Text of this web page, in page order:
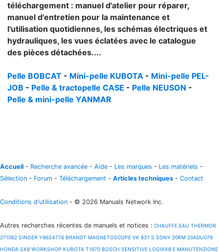
téléchargement : manuel d'atelier pour réparer,
manuel d'entretien pour la maintenance et
l'utilisation quotidiennes, les schémas électriques et
hydrauliques, les vues éclatées avec le catalogue
des pièces détachées....
Pelle BOBCAT - Mini-pelle KUBOTA - Mini-pelle PEL-
JOB - Pelle & tractopelle CASE - Pelle NEUSON -
Pelle & mini-pelle YANMAR
Accueil - Recherche avancée - Aide - Les marques - Les matériels -
Sélection - Forum - Téléchargement - Articles techniques - Contact
Conditions d'utilisation - © 2026 Manuals Network Inc.
Autres recherches récentes de manuels et notices : CHAUFFE EAU THERMOR
271062 SINGER Y6634776 BRANDT MAGNETOSCOPE VK 831 S SONY 20RM 20ADU079
HONDA SX8 WORKSHOP KUBOTA T1670 BOSCH SENSITIVE LOGIXX8 E MANUTENZIONE